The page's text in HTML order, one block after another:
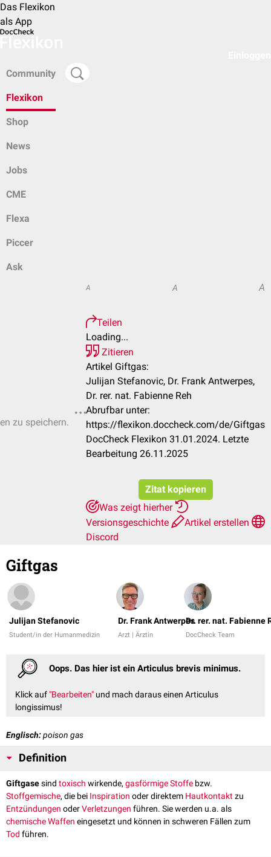
Das Flexikon
als App
Community
Flexikon
Shop
News
Jobs
CME
Flexa
Piccer
Ask
zu speichern.
A A A
Teilen
Loading...
Zitieren
Artikel Giftgas:
Julijan Stefanovic, Dr. Frank Antwerpes,
Dr. rer. nat. Fabienne Reh
Abrufbar unter:
https://flexikon.doccheck.com/de/Giftgas
DocCheck Flexikon 31.01.2024. Letzte
Bearbeitung 26.11.2025
Zitat kopieren
Was zeigt hierher
Versionsgeschichte
Artikel erstellen
Discord
Giftgas
Julijan Stefanovic
Student/in der Humanmedizin
Dr. Frank Antwerpes
Arzt | Ärztin
Dr. rer. nat. Fabienne
DocCheck Team
Oops. Das hier ist ein Articulus brevis minimus.
Klick auf "Bearbeiten" und mach daraus einen Articulus
longissimus!
Englisch:poison gas
Definition
Giftgasesind toxisch wirkende, gasförmigeStoffe bzw.
Stoffgemische, die bei Inspiration oder direktem Hautkontakt zu
Entzündungen oderVerletzungen führen. Sie werden u.a. als
chemische Waffen eingesetzt und können in schweren Fällen zum
Tod führen.